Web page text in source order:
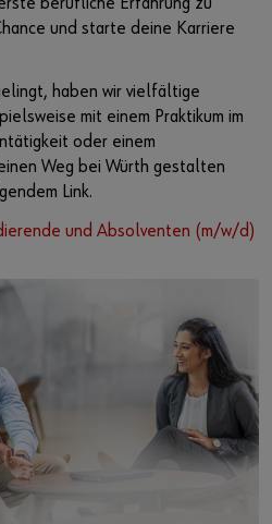
und starte deine Karriere
haben wir vielfältige
mit einem Praktikum im
oder einem
Weg bei Würth gestalten
Link.
und Absolventen (m/w/d)